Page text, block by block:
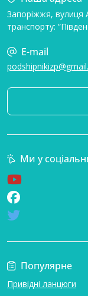
Запоріжжя, вулиця
транспорту:
E-mail
Популярне
Привідні ланцюги
Ми у